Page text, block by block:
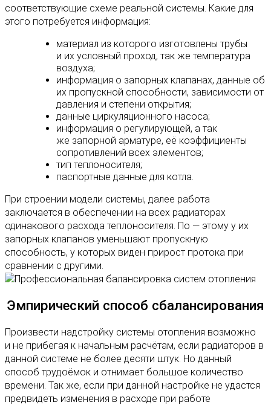
соответствующие схеме реальной системы. Какие для
этого потребуется информация:
материал из которого изготовлены трубы
и их условный проход, так же температура
воздуха;
информация о запорных клапанах, данные об
их пропускной способности, зависимости от
давления и степени открытия;
данные циркуляционного насоса;
информация о регулирующей, а так
же запорной арматуре, её коэффициенты
сопротивлений всех элементов;
тип теплоносителя;
паспортные данные для котла.
При строении модели системы, далее работа
заключается в обеспечении на всех радиаторах
одинакового расхода теплоносителя. По — этому у их
запорных клапанов уменьшают пропускную
способность, у которых виден прирост протока при
сравнении с другими.
Эмпирический способ сбалансирования
Произвести надстройку системы отопления возможно
и не прибегая к начальным расчётам, если радиаторов в
данной системе не более десяти штук. Но данный
способ трудоёмок и отнимает большое количество
времени. Так же, если при данной настройке не удастся
предвидеть изменения в расходе при работе